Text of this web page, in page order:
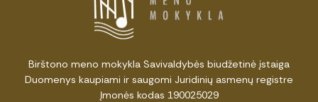
Birštono meno mokykla Savivaldybės biudžetinė įstaiga
Duomenys kaupiami ir saugomi Juridinių asmenų registre
Įmonės kodas 190025029